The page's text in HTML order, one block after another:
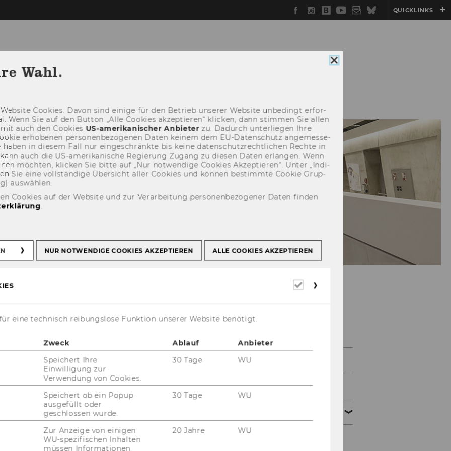
Facebook
Instagram
WU
Blog
YouTube
Newsletter
BlueskyQUICKLINKS
Digital Era
Digital Era
des WU Legal Tech Cen­ters sind die
der Schutz grund­recht­li­
di­gi­ta­len Par­ti­zi­pa­ti­on. Unter dem Titel
wird ins­be­son­de­re der Ein­fluss neuer
von Gleich­heit und in di­gi­ta­len
Center
Aktuelles
Events
Cookie
Wahl.
Coo­kies. Davon sind ei­ni­ge für den Be­trieb un­se­rer Web­site un­be­dingt er­for­
Wenn Sie auf den But­ton „Alle Coo­kies ak­zep­tie­ren“ kli­cken, dann stim­men Sie allen
auch den Coo­kies US-​amerikanischer An­bie­terzu. Da­durch un­ter­lie­gen Ihre
er­ho­be­nen per­so­nen­be­zo­ge­nen Daten kei­nem dem EU-​Datenschutz an­ge­mes­se­
haben in die­sem Fall nur ein­ge­schränk­te bis keine da­ten­schutz­recht­li­chen Rech­te in
auch die US-​amerikanische Re­gie­rung Zu­gang zu die­sen Daten er­lan­gen. Wenn
möch­ten, kli­cken Sie bitte auf „Nur not­wen­di­ge Coo­kies Ak­zep­tie­ren“. Unter „In­di­
Sie eine voll­stän­di­ge Über­sicht aller Coo­kies und kön­nen be­stimm­te Coo­kie Grup­
aus­wäh­len.
Cookies auf der Website und zur Verarbeitung personenbezogener Daten finden
.
NUR NOTWENDIGE COOKIES AKZEPTIEREN ALLE COOKIES AKZEPTIEREN
Erforderliche
eine technisch reibungslose Funktion unserer Website benötigt.
Zweck Ablauf
Anbieter
Speichert Ihre
Einwilligung zur
Verwendung von Cookies.
30 Tage WU
Speichert ob ein Popup
ausgefüllt oder
geschlossen wurde.
30 Tage WU
Zur Anzeige von einigen
WU-spezifischen Inhalten
müssen Informationen
20 Jahre WU